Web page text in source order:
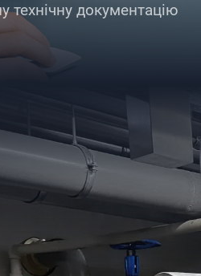
технічну документацію